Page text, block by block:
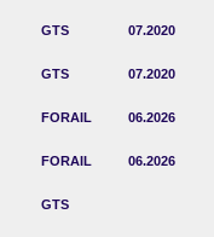
GTS 07.2020
GTS 07.2020
FORAIL 06.2026
FORAIL 06.2026
GTS